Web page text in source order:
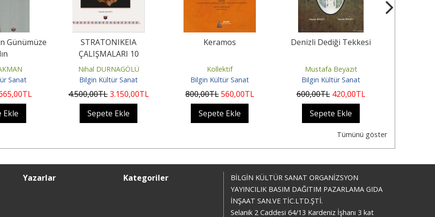
Günümüze
Sanat
,00TL
Ekle
STRATONIKEIA
ÇALIŞMALARI 10
Nihal DURNAGÖLÜ
Bilgin Kültür Sanat
4.500,00TL 3.150,00TL
Sepete Ekle
Keramos
Kollektif
Bilgin Kültür Sanat
800,00TL 560,00TL
Sepete Ekle
Denizli Dediği Tekkesi
Mustafa Beyazıt
Bilgin Kültür Sanat
600,00TL 420,00TL
Sepete Ekle
Tümünü göster
Yazarlar Kategoriler
BİLGİN KÜLTÜR SANAT ORGANİZSYON
YAYINCILIK BASIM DAĞITIM PAZARLAMA GIDA
İNŞAAT SAN.VE TİC.LTD.ŞTİ.
Selanik 2 Caddesi 64/13 Kardeniz İşhanı 3 kat